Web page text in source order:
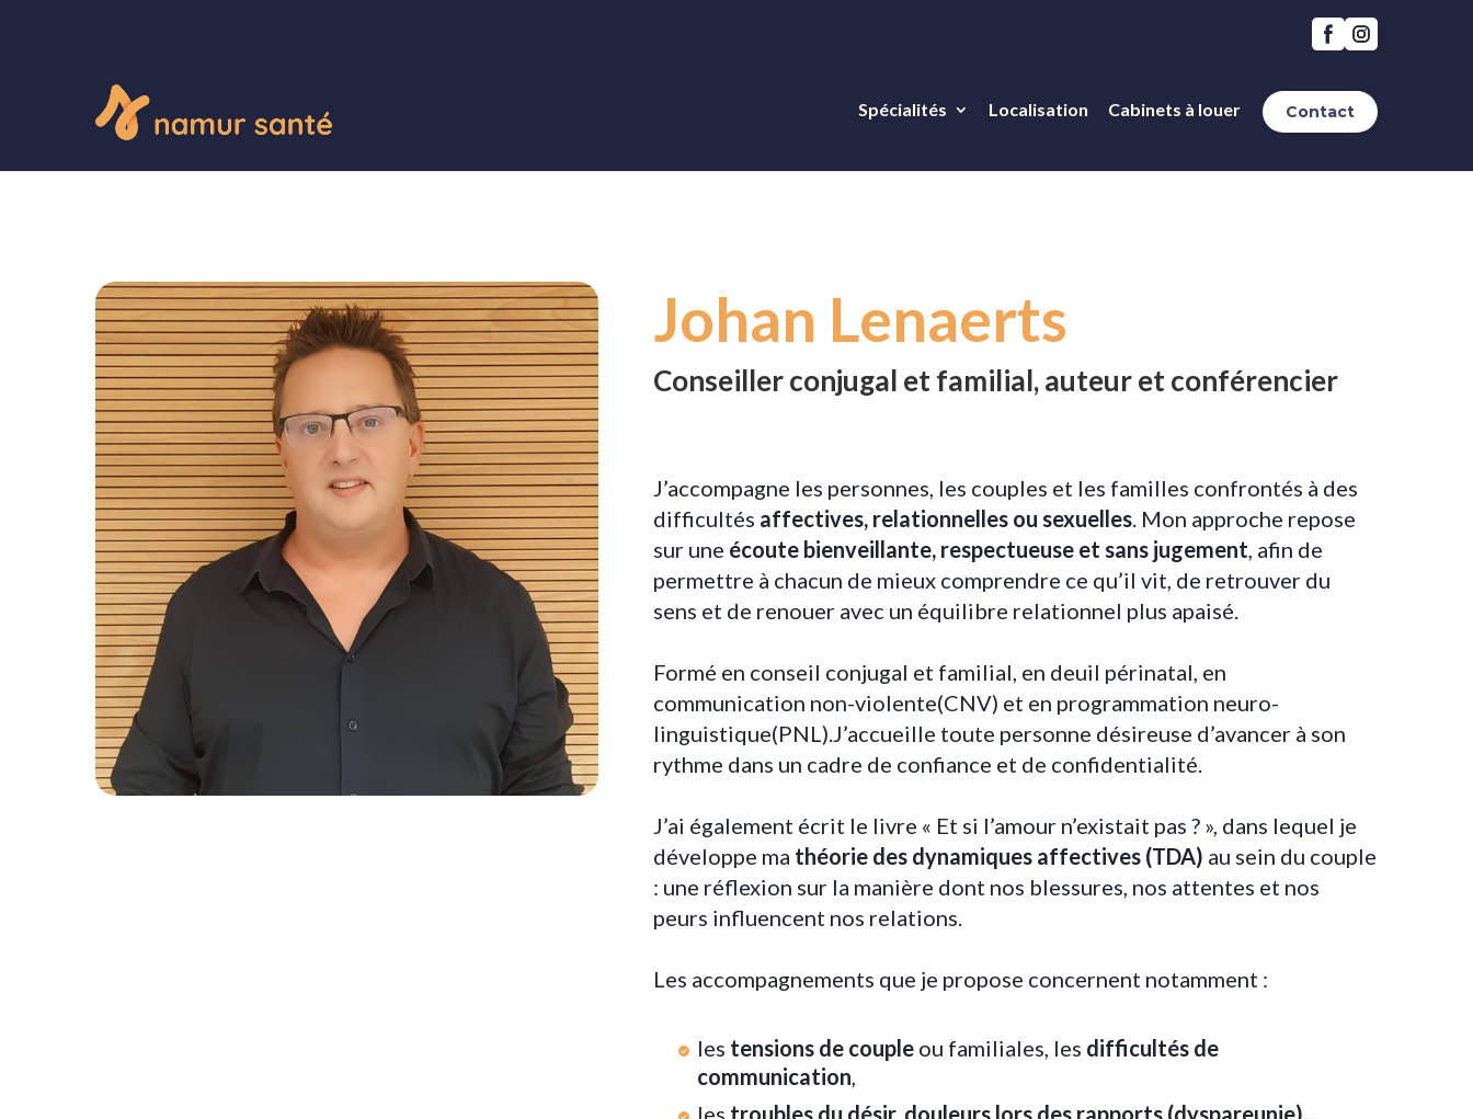
Spécialités Localisation Cabinets à louer Contact
Johan Lenaerts
Conseiller conjugal et familial, auteur et conférencier
J’accompagne les personnes, les couples et les familles confrontés à des
difficultés affectives, relationnelles ou sexuelles. Mon approche repose
sur une écoute bienveillante, respectueuse et sans jugement, afin de
permettre à chacun de mieux comprendre ce qu’il vit, de retrouver du
sens et de renouer avec un équilibre relationnel plus apaisé.
Formé en conseil conjugal et familial, en deuil périnatal, en
communication non-violente(CNV) et en programmation neuro-
linguistique(PNL).J’accueille toute personne désireuse d’avancer à son
rythme dans un cadre de confiance et de confidentialité.
J’ai également écrit le livre « Et si l’amour n’existait pas ? », dans lequel je
développe ma théorie des dynamiques affectives (TDA) au sein du couple
: une réflexion sur la manière dont nos blessures, nos attentes et nos
peurs influencent nos relations.
Les accompagnements que je propose concernent notamment :
les tensions de coupleou familiales, les difficultés de
communication,